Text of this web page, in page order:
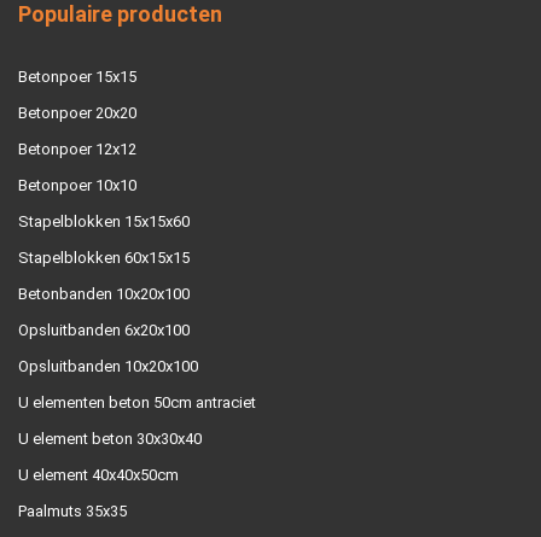
Populaire producten
Betonpoer 15x15
Betonpoer 20x20
Betonpoer 12x12
Betonpoer 10x10
Stapelblokken 15x15x60
Stapelblokken 60x15x15
Betonbanden 10x20x100
Opsluitbanden 6x20x100
Opsluitbanden 10x20x100
U elementen beton 50cm antraciet
U element beton 30x30x40
U element 40x40x50cm
Paalmuts 35x35